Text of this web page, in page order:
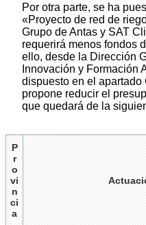
Por otra parte, se ha
«Proyecto de red de
Grupo de Antas y SAT
requerirá menos fondos
ello, desde la Dirección
Innovación y Formación
dispuesto en el
propone reducir el
que quedará de la
P
r
o
vi
n
ci
a